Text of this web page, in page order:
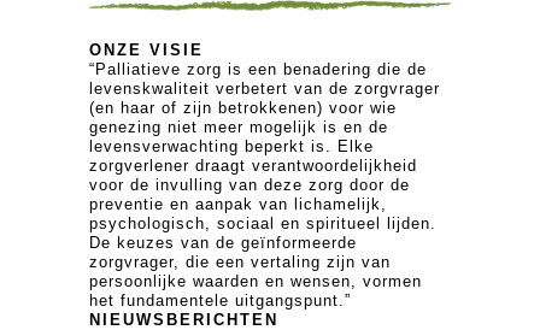
ONZE VISIE
“Palliatieve zorg is een benadering die de
levenskwaliteit verbetert van de zorgvrager
(en haar of zijn betrokkenen) voor wie
genezing niet meer mogelijk is en de
levensverwachting beperkt is. Elke
zorgverlener draagt verantwoordelijkheid
voor de invulling van deze zorg door de
preventie en aanpak van lichamelijk,
psychologisch, sociaal en spiritueel lijden.
De keuzes van de geïnformeerde
zorgvrager, die een vertaling zijn van
persoonlijke waarden en wensen, vormen
het fundamentele uitgangspunt.”
NIEUWSBERICHTEN